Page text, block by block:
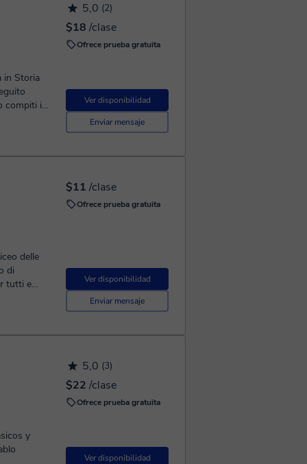
e
📚
e
5,0 (2)
$18 /clase
Ofrece prueba gratuita
Ver disponibilidad
Enviar mensaje
in Storia
compiti in
e della
per
Dsa e
ma
e
$11 /clase
Ofrece prueba gratuita
Ver disponibilidad
Enviar mensaje
delle
di
Offro
sicura
e
5,0 (3)
$22 /clase
Ofrece prueba gratuita
Ver disponibilidad
y